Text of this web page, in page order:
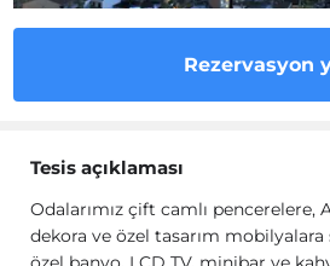
Rezervasyon
Tesis açıklaması
Odalarımız çift camlı pencerelere,
dekora ve özel tasarım